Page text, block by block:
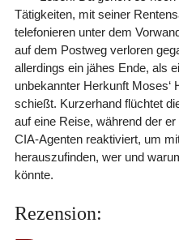
Tätigkeiten, mit seiner
telefonieren unter dem
auf dem Postweg verloren
allerdings ein jähes Ende, als
unbekannter Herkunft Moses‘
schießt. Kurzerhand flüchtet
auf eine Reise, während der
CIA-Agenten reaktiviert, um
herauszufinden, wer und
könnte.
Rezension: